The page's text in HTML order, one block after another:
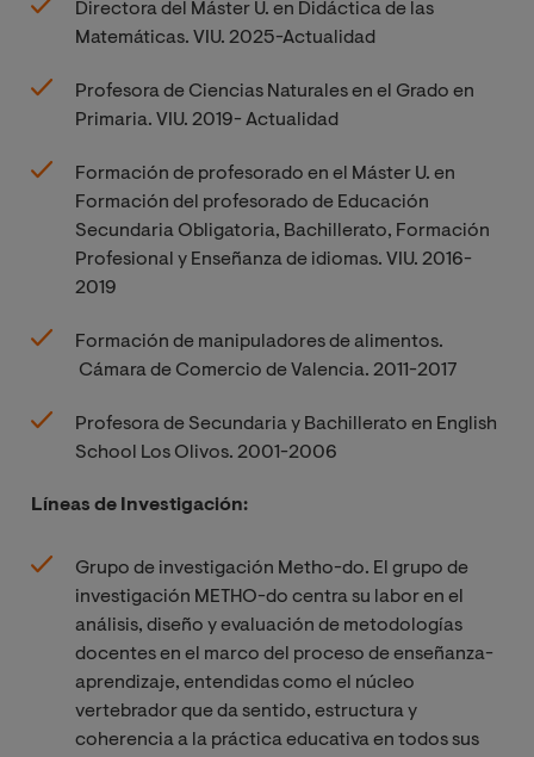
Directora del Máster U. en Didáctica de las
Matemáticas. VIU. 2025-Actualidad
Profesora de Ciencias Naturales en el Grado en
Primaria. VIU. 2019- Actualidad
Formación de profesorado en el Máster U. en
Formación del profesorado de Educación
Secundaria Obligatoria, Bachillerato, Formación
Profesional y Enseñanza de idiomas. VIU. 2016-
2019
Formación de manipuladores de alimentos.
Cámara de Comercio de Valencia. 2011-2017
Profesora de Secundaria y Bachillerato en English
School Los Olivos. 2001-2006
Líneas de Investigación:
Grupo de investigación Metho-do. El grupo de
investigación METHO-do centra su labor en el
análisis, diseño y evaluación de metodologías
docentes en el marco del proceso de enseñanza-
aprendizaje, entendidas como el núcleo
vertebrador que da sentido, estructura y
coherencia a la práctica educativa en todos sus